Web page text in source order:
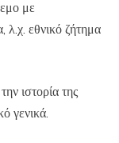
με
λ.χ. εθνικό ζήτημα
ιστορία της
γενικά.